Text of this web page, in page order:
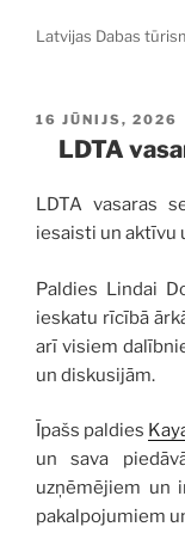
Latvijas Dabas
PUBLICĒTS
16 JŪNIJS, 2026
LDTA
LDTA vasaras
iesaisti un aktīvu
Paldies Lindai
ieskatu rīcībā
arī visiem
un diskusijām.
Īpašs paldies
un sava
uzņēmējiem un
pakalpojumiem